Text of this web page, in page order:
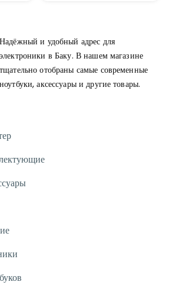
Надёжный и удобный адрес для
электроники в Баку. В нашем магазине
тщательно отобраны самые современные
ноутбуки, аксессуары и другие товары.